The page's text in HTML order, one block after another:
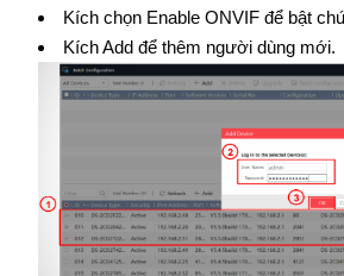
Kích chọn Enable ONVIF để bật
Kích Add để thêm người dùng mới.